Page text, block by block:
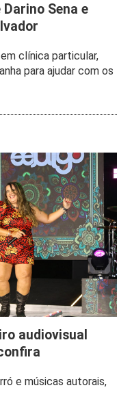
Sena e
clínica particular,
para ajudar com os
audiovisual
e músicas autorais,